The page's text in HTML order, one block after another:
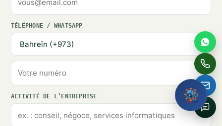
TÉLÉPHONE / WHATSAPP
ACTIVITÉ DE L’ENTREPRISE
How can we help?
Request My Free
Consultation
No obligation · We reply within one business hour · Your
details stay private.